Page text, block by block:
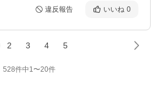
違反報告 いいね 0
2 3 4 5
528件中1〜20件